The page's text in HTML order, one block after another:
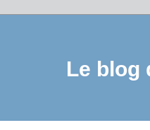
Le blog